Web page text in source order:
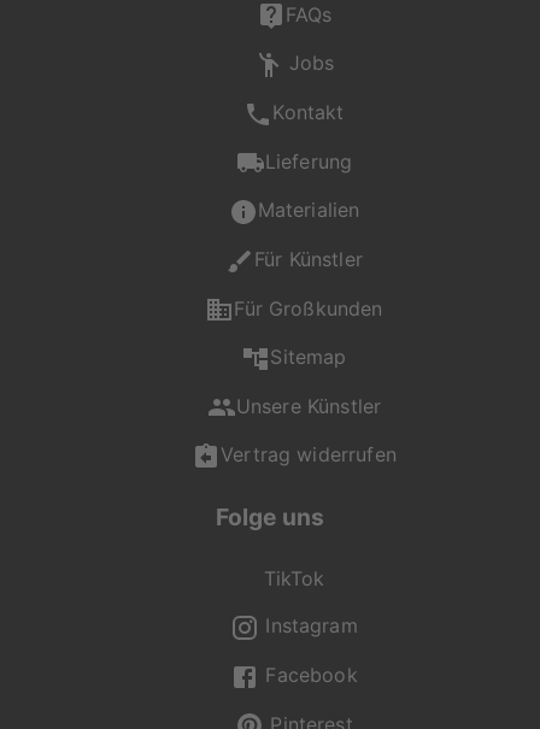
FAQs
Jobs
Kontakt
Lieferung
Materialien
Für Künstler
Für Großkunden
Sitemap
Unsere Künstler
Vertrag widerrufen
Folge uns
TikTok
Instagram
Facebook
Pinterest